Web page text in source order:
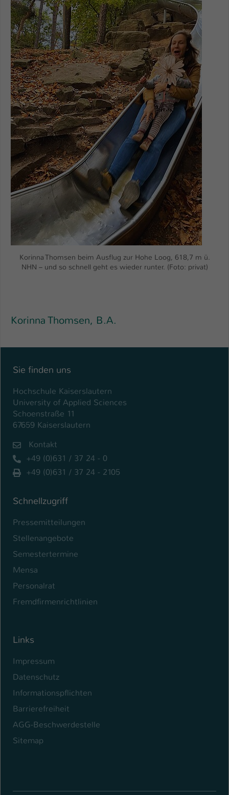
Korinna Thomsen beim Ausflug zur Hohe Loog, 618,7 m ü.
NHN – und so schnell geht es wieder runter. (Foto: privat)
Korinna Thomsen, B.A.
Sie finden uns
Hochschule Kaiserslautern
University of Applied Sciences
Schoenstraße 11
67659 Kaiserslautern
Kontakt
+49 (0)631 / 37 24 - 0
+49 (0)631 / 37 24 - 2105
Schnellzugriff
Pressemitteilungen
Stellenangebote
Semestertermine
Mensa
Personalrat
Fremdfirmenrichtlinien
Links
Impressum
Datenschutz
Informationspflichten
Barrierefreiheit
AGG-Beschwerdestelle
Sitemap